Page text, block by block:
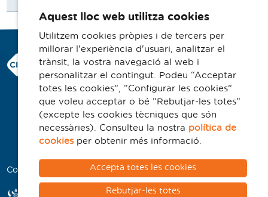
Consorci Hospitalari de Vic
Carrer Francesc Pla 'El Vigatà', 1
08500 Vic
Telèfon 93 702 77 16
Contacte
Avís legal
Politica de cookies
Col·laboradors
Aquest lloc web utilitza cookies
Utilitzem cookies pròpies i de tercers per
millorar l'experiència d'usuari, analitzar el
trànsit, la vostra navegació al web i
personalitzar el contingut. Podeu “Acceptar
totes les cookies”, “Configurar les cookies”
que voleu acceptar o bé “Rebutjar-les totes”
(excepte les cookies tècniques que són
necessàries). Consulteu la nostra política de
cookiesper obtenir més informació.
Accepta totes les cookies
Rebutjar-les totes